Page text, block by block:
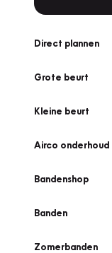
Direct plannen
Grote beurt
Kleine beurt
Airco onderhoud
Bandenshop
Banden
Zomerbanden